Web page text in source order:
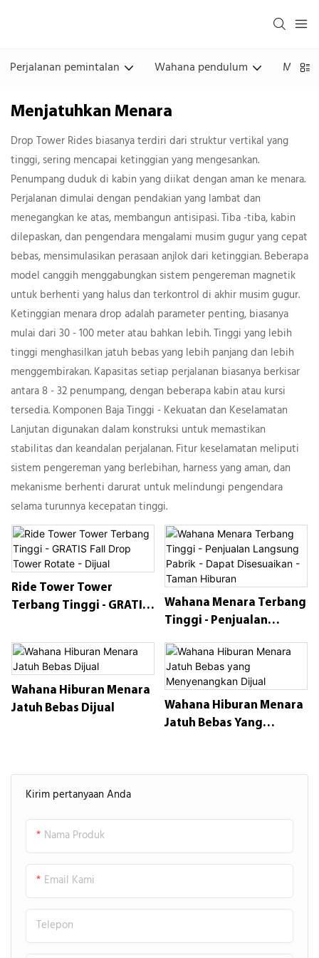
Perjalanan pemintalan Wahana pendulum
Menjatuhkan Menara
Drop Tower Rides biasanya terdiri dari struktur vertikal yang
tinggi, sering mencapai ketinggian yang mengesankan.
Penumpang duduk di kabin yang diikat dengan aman ke menara.
Perjalanan dimulai dengan pendakian yang lambat dan
menegangkan ke atas, membangun antisipasi. Tiba -tiba, kabin
dilepaskan, dan pengendara mengalami musim gugur yang cepat
bebas, mensimulasikan perasaan anjlok dari ketinggian. Beberapa
model canggih menggabungkan sistem pengereman magnetik
untuk berhenti yang halus dan terkontrol di akhir musim gugur.
Ketinggian menara drop adalah parameter penting, biasanya
mulai dari 30 - 100 meter atau bahkan lebih. Tinggi yang lebih
tinggi menghasilkan jatuh bebas yang lebih panjang dan lebih
menggembirakan. Kapasitas setiap perjalanan biasanya berkisar
antara 8 - 32 penumpang, dengan beberapa kabin atau kursi
tersedia. Komponen Baja Tinggi - Kekuatan dan Keselamatan
Lanjutan digunakan dalam konstruksi untuk memastikan
stabilitas dan keandalan perjalanan. Fitur keselamatan meliputi
sistem pengereman yang berlebihan, harness yang aman, dan
mekanisme berhenti darurat untuk melindungi pengendara
selama turunnya kecepatan tinggi.
Kirim pertanyaan Anda
Nama Produk
Email Kami
Telepon
Ride Tower Tower
Terbang Tinggi - GRATIS
Dijual
Wahana Menara Terbang
Tinggi - Penjualan
Disesuaikan - Taman
Hiburan
Wahana Hiburan Menara
Jatuh Bebas Dijual
Wahana Hiburan Menara
Jatuh Bebas Yang